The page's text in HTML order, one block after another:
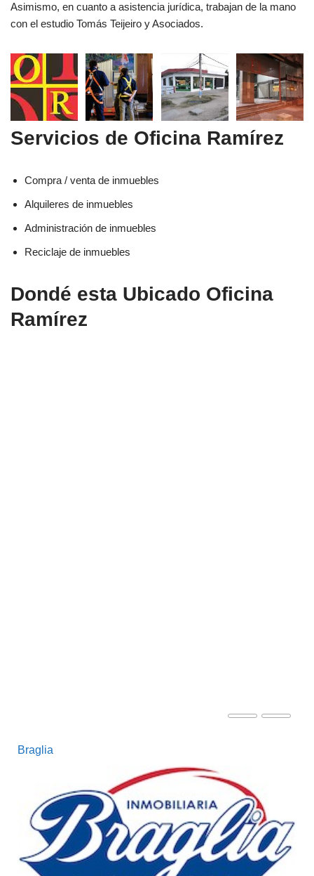
Asimismo, en cuanto a asistencia jurídica, trabajan de la mano
con el estudio Tomás Teijeiro y Asociados.
Servicios de Oficina Ramírez
Compra / venta de inmuebles
Alquileres de inmuebles
Administración de inmuebles
Reciclaje de inmuebles
Dondé esta Ubicado Oficina
Ramírez
Braglia